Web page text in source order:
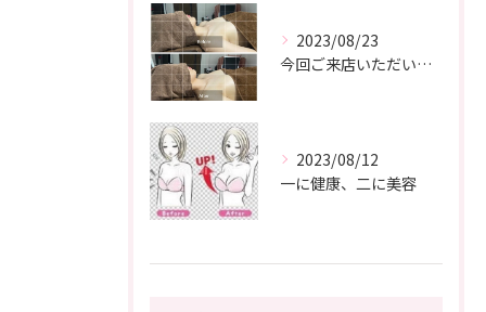
2023/08/23
今回ご来店いただいたお客様は20代医療関係の方でした。
2023/08/12
一に健康、二に美容